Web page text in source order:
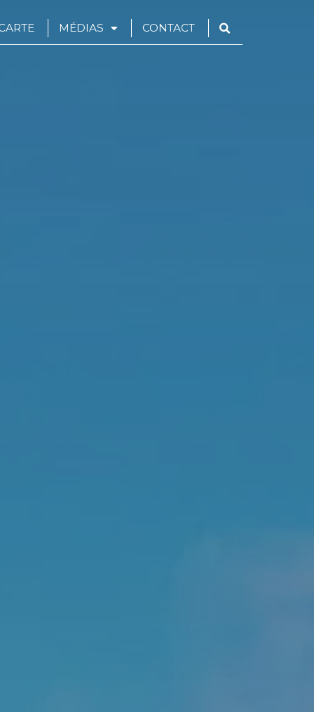
MÉDIAS CONTACT